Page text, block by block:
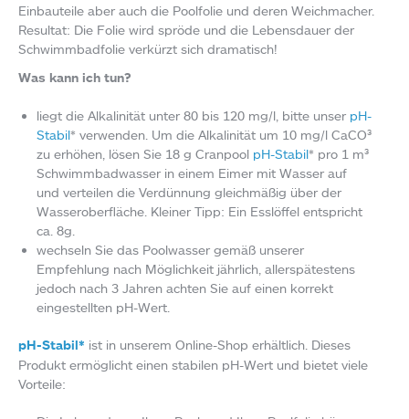
Einbauteile aber auch die Poolfolie und deren Weichmacher.
Resultat: Die Folie wird spröde und die Lebensdauer der
Schwimmbadfolie verkürzt sich dramatisch!
Was kann ich tun?
liegt die Alkalinität unter 80 bis 120 mg/l, bitte unser pH-
Stabil* verwenden. Um die Alkalinität um 10 mg/l CaCO³
zu erhöhen, lösen Sie 18 g Cranpool pH-Stabil* pro 1 m³
Schwimmbadwasser in einem Eimer mit Wasser auf
und verteilen die Verdünnung gleichmäßig über der
Wasseroberfläche. Kleiner Tipp: Ein Esslöffel entspricht
ca. 8g.
wechseln Sie das Poolwasser gemäß unserer
Empfehlung nach Möglichkeit jährlich, allerspätestens
jedoch nach 3 Jahren achten Sie auf einen korrekt
eingestellten pH-Wert.
pH-Stabil* ist in unserem Online-Shop erhältlich. Dieses
Produkt ermöglicht einen stabilen pH-Wert und bietet viele
Vorteile: